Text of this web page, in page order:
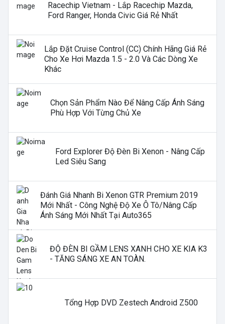
Racechip Vietnam - Lắp Racechip Mazda,
Ford Ranger, Honda Civic Giá Rẻ Nhất
Lắp Đặt Cruise Control (CC) Chính Hãng Giá Rẻ
Cho Xe Hơi Mazda 1.5 - 2.0 Và Các Dòng Xe
Khác
Chọn Sản Phẩm Nào Để Nâng Cấp Ánh Sáng
Phù Hợp Với Từng Chủ Xe
Ford Explorer Độ Đèn Bi Xenon - Nâng Cấp
Led Siêu Sang
Đánh Giá Nhanh Bi Xenon GTR Premium 2019
Mới Nhất - Công Nghệ Độ Xe Ô Tô/nâng Cấp
Ánh Sáng Mới Nhất Tại Auto365
ĐỘ ĐÈN BI GẦM LENS XANH CHO XE KIA K3
- TĂNG SÁNG XE AN TOÀN.
Tổng Hợp DVD Zestech Android Z500